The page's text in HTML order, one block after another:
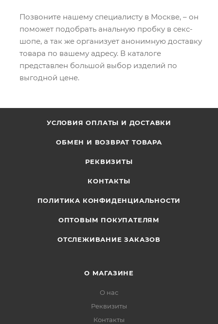
Позвоните нашему специалисту в Москве, – он
поможет подобрать анальную пробку в секс-
шопе, а так же организует анонимную доставку
товара по вашему адресу. В каталоге
представлен большой выбор изделий по
выгодной цене.
УСЛОВИЯ ОПЛАТЫ И ДОСТАВКИ
ОБМЕН И ВОЗВРАТ ТОВАРА
РЕКВИЗИТЫ
КОНТАКТЫ
ПОЛИТИКА КОНФИДЕНЦИАЛЬНОСТИ
ОПТОВЫМ ПОКУПАТЕЛЯМ
ОТСЛЕЖИВАНИЕ ЗАКАЗОВ
О МАГАЗИНЕ
О нас
Реквизиты
Контакты